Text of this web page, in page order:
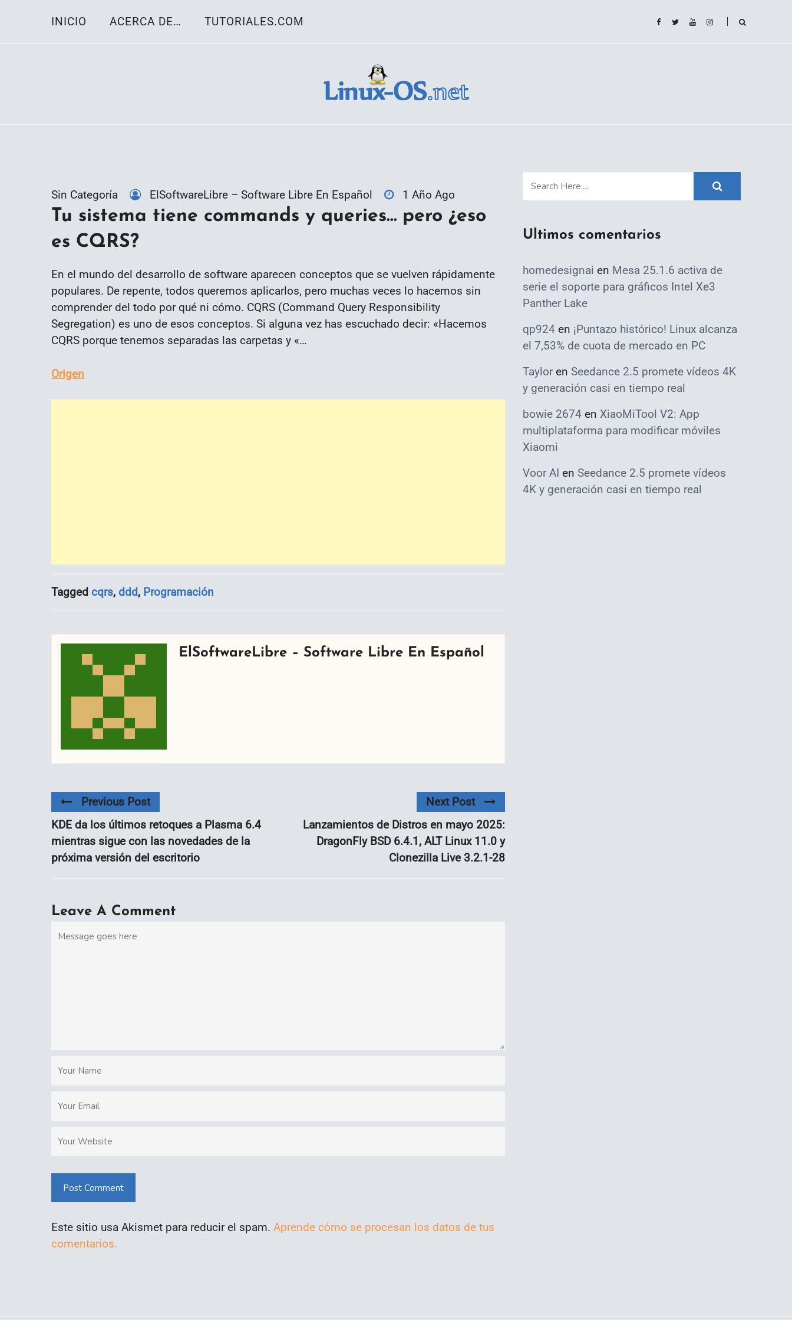
INICIO ACERCA DE… TUTORIALES.COM
Sin Categoría ElSoftwareLibre – Software Libre En Español 1 Año Ago
Tu sistema tiene commands y queries… pero ¿eso
es CQRS?
En el mundo del desarrollo de software aparecen conceptos que se vuelven rápidamente
populares. De repente, todos queremos aplicarlos, pero muchas veces lo hacemos sin
comprender del todo por qué ni cómo. CQRS (Command Query Responsibility
Segregation) es uno de esos conceptos. Si alguna vez has escuchado decir: «Hacemos
CQRS porque tenemos separadas las carpetas y «…
Origen
Tagged cqrs, ddd, Programación
ElSoftwareLibre – Software Libre En Español
Previous Post
KDE da los últimos retoques a Plasma 6.4
mientras sigue con las novedades de la
próxima versión del escritorio
Next Post
Lanzamientos de Distros en mayo 2025:
DragonFly BSD 6.4.1, ALT Linux 11.0 y
Clonezilla Live 3.2.1-28
Leave A Comment
Post Comment
Este sitio usa Akismet para reducir el spam. Aprende cómo se procesan los datos de tus
comentarios.
Ultimos comentarios
homedesignai en Mesa 25.1.6 activa de
serie el soporte para gráficos Intel Xe3
Panther Lake
qp924 en ¡Puntazo histórico! Linux alcanza
el 7,53% de cuota de mercado en PC
Taylor en Seedance 2.5 promete vídeos 4K
y generación casi en tiempo real
bowie 2674 en XiaoMiTool V2: App
multiplataforma para modificar móviles
Xiaomi
Voor AI en Seedance 2.5 promete vídeos
4K y generación casi en tiempo real